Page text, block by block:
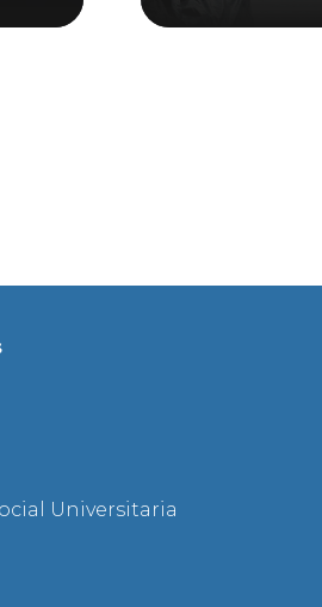
Universitaria